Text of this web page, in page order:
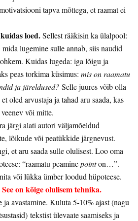
tapva mõttega, et raamat ei
loed.Sellest rääkisin ka ülalpool:
lugemine sulle annab, siis naudid
Kuidas lugeda: iga lõigu ja
peas torkima küsimus: mis on raamatu
ja järeldused? Selle juures võib olla
oled arvustaja ja tahad aru saada, kas
või mitte.
järgi alati autori väljamõeldud
lõikude või peatükkide järgnevust.
et aru saada sulle olulisest. Loo oma
“raamatu peaminepointon…”.
või lükka ümber loodud hüpoteese.
See on kõige olulisem tehnika.
ja avastamine. Kuluta 5-10% ajast (nagu
tekstist ülevaate saamiseks ja